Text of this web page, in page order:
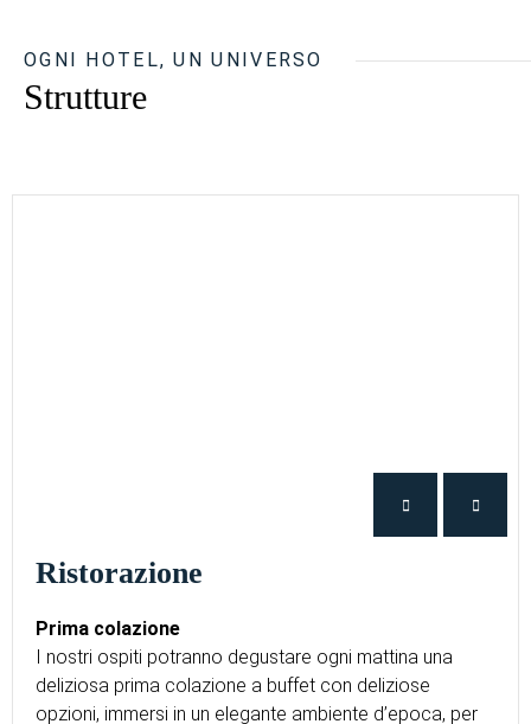
OGNI HOTEL, UN UNIVERSO
Strutture
Ristorazione
Prima colazione
I nostri ospiti potranno degustare ogni mattina una
deliziosa prima colazione a buffet con deliziose
opzioni, immersi in un elegante ambiente d’epoca, per